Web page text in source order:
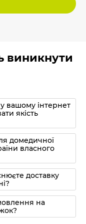
виникнути
вашому інтернет
якість
домедичної
власного
доставку
на